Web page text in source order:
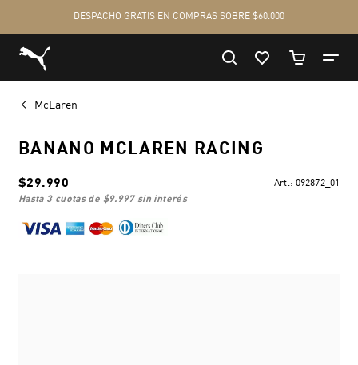
McLaren
BANANO MCLAREN RACING
$29.990 Art.: 092872_01
hasta 3 cuotas de $9.997sin interés